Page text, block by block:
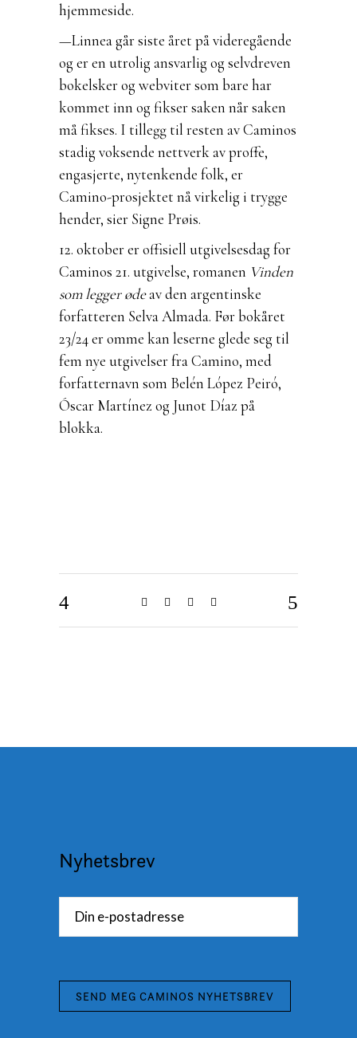
hjemmeside.
—Linnea går siste året på videregående
og er en utrolig ansvarlig og selvdreven
bokelsker og webviter som bare har
kommet inn og fikser saken når saken
må fikses. I tillegg til resten av Caminos
stadig voksende nettverk av proffe,
engasjerte, nytenkende folk, er
Camino-prosjektet nå virkelig i trygge
hender, sier Signe Prøis.
12. oktober er offisiell utgivelsesdag for
Caminos 21. utgivelse, romanen Vinden
som legger ødeav den argentinske
forfatteren Selva Almada. Før bokåret
23/24 er omme kan leserne glede seg til
fem nye utgivelser fra Camino, med
forfatternavn som Belén López Peiró,
Óscar Martínez og Junot Díaz på
blokka.
Nyhetsbrev